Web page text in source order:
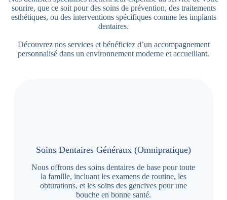
sourire, que ce soit pour des soins de prévention, des traitements
esthétiques, ou des interventions spécifiques comme les implants
dentaires.
Découvrez nos services et bénéficiez d’un accompagnement
personnalisé dans un environnement moderne et accueillant.
Soins Dentaires Généraux (Omnipratique)
Nous offrons des soins dentaires de base pour toute
la famille, incluant les examens de routine, les
obturations, et les soins des gencives pour une
bouche en bonne santé.